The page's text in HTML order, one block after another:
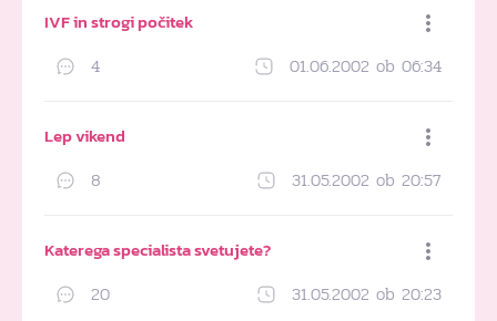
IVF in strogi počitek
4 01.06.2002 ob 06:34
Lep vikend
8 31.05.2002 ob 20:57
Katerega specialista svetujete?
20 31.05.2002 ob 20:23